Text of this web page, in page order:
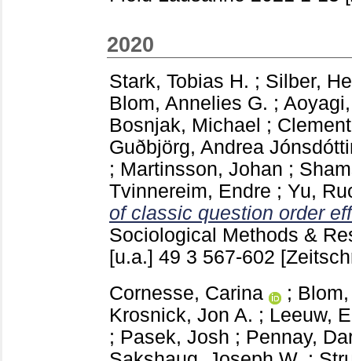
2020
Stark, Tobias H. ; Silber,
Blom, Annelies G. ;
Bosnjak, Michael ;
Guðbjörg, Andrea
; Martinsson, Johan ;
Tvinnereim, Endre ; Yu,
of classic question order
Sociological Methods &
[u.a.] 49 3 567-602
Cornesse, Carina
;
Krosnick, Jon A. ; Leeuw,
; Pasek, Josh ; Pennay,